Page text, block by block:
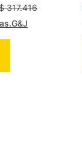
317.416